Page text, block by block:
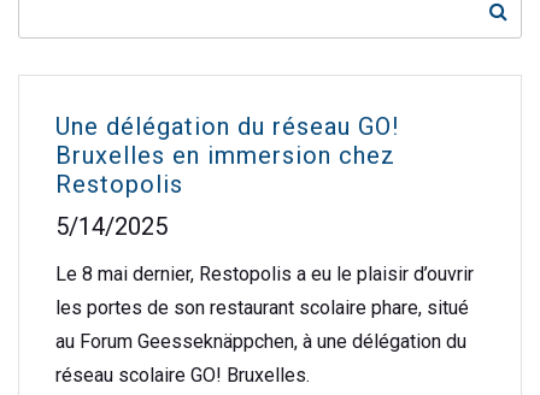
Une délégation du réseau GO!
Bruxelles en immersion chez
Restopolis
5/14/2025
Le 8 mai dernier, Restopolis a eu le plaisir d’ouvrir
les portes de son restaurant scolaire phare, situé
au Forum Geesseknäppchen, à une délégation du
réseau scolaire GO! Bruxelles.